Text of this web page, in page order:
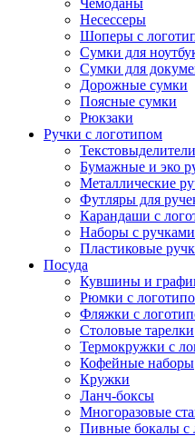
Чемоданы
Несессеры
Шоперы с
Сумки для
Сумки для
Дорожные сумки
Поясные сумки
Рюкзаки
Ручки с логотипом
Текстовыделители
Бумажные и эко
Металлические
Футляры для
Карандаши с
Наборы с
Пластиковые
Посуда
Кувшины и
Рюмки с
Фляжки с
Столовые тарелки
Термокружки с
Кофейные наборы
Кружки
Ланч-боксы
Многоразовые
Пивные бокалы с